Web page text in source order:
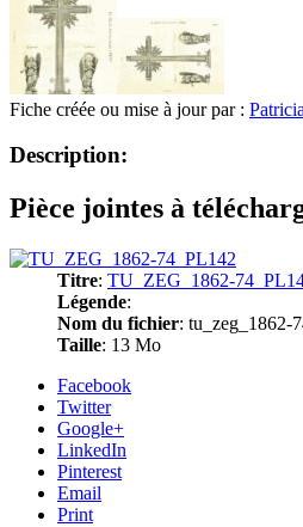
Fiche créée ou mise à jour par : Patricia
Description:
Pièce jointes à
Titre: TU_ZEG_1862-
Légende:
Nom du fichier: tu_zeg_1862-
Taille: 13 Mo
Facebook
Twitter
Google+
LinkedIn
Pinterest
Email
Print